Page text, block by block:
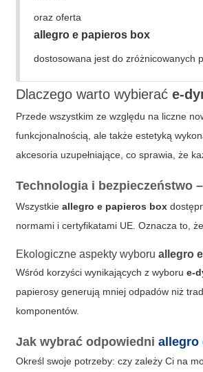
oraz oferta
allegro e papieros box
dostosowana jest do zróżnicowanych
Dlaczego warto wybieraće-
Przede wszystkim ze względu na liczne
funkcjonalnością, ale także estetyką
akcesoria uzupełniające, co sprawia, że
Technologia i bezpieczeństwo
Wszystkieallegro e papieros box
normami i certyfikatami UE. Oznacza to,
Ekologiczne aspekty wyboruallegro
Wśród korzyści wynikających z wyborue-
papierosy generują mniej odpadów niż
komponentów.
Jak wybrać odpowiedniallegro
Określ swoje potrzeby: czy zależy Ci na